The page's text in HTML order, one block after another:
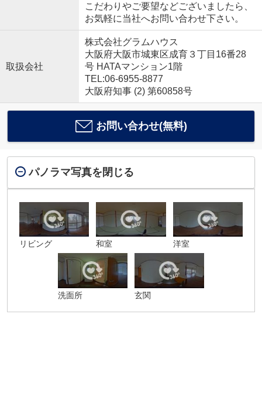
こだわりやご要望などございましたら、
お気軽に当社へお問い合わせ下さい。
取扱会社
株式会社グラムハウス
大阪府大阪市城東区成育３丁目16番28
号 HATAマンション1階
TEL:06-6955-8877
大阪府知事 (2) 第60858号
お問い合わせ(無料)
パノラマ写真を閉じる
リビング 和室 洋室
洗面所 玄関